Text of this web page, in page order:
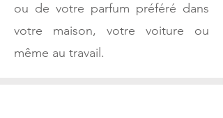
ou de votre parfum préféré dans
votre maison, votre voiture ou
même au travail.